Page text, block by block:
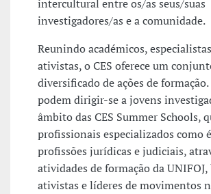
intercultural entre os/as seus/suas
investigadores/as e a comunidade.
Reunindo académicos,
ativistas, o CES oferece um
diversificado de ações de
podem dirigir-se a jovens
âmbito das CES Summer Schools,
profissionais especializados como
profissões jurídicas e judiciais,
atividades de formação da
ativistas e líderes de movimentos